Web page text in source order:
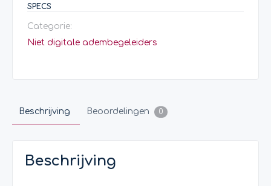
SPECS
Categorie:
Niet digitale adembegeleiders
Beschrijving Beoordelingen 0
Beschrijving